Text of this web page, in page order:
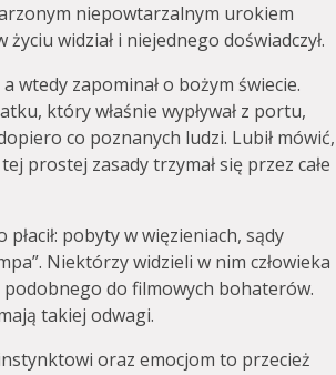
niepowtarzalnym urokiem
widział i niejednego doświadczył.
wtedy zapominał o bożym świecie.
który właśnie wypływał z portu,
co poznanych ludzi. Lubił mówić,
prostej zasady trzymał się przez całe
pobyty w więzieniach, sądy
Niektórzy widzieli w nim człowieka
do filmowych bohaterów.
takiej odwagi.
oraz emocjom to przecież